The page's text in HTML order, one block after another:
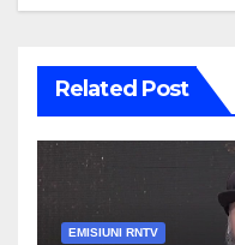
Related Post
EMISIUNI RNTV